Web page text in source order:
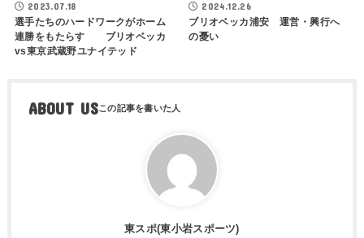
2023.07.18
選手たちのハードワークがホーム
連勝をもたらす ブリオベッカ
vs東京武蔵野ユナイテッド
2024.12.26
ブリオベッカ浦安 運営・興行へ
の憂い
ABOUT US
東スポ(東小岩スポーツ)